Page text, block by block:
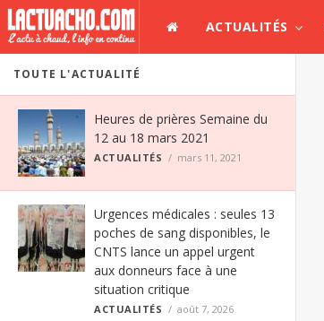
ACTUALITÉS
TOUTE L'ACTUALITÉ
Heures de prières Semaine du
12 au 18 mars 2021
ACTUALITÉS mars 11, 2021
Urgences médicales : seules 13
poches de sang disponibles, le
CNTS lance un appel urgent
aux donneurs face à une
situation critique
ACTUALITÉS août 7, 2026